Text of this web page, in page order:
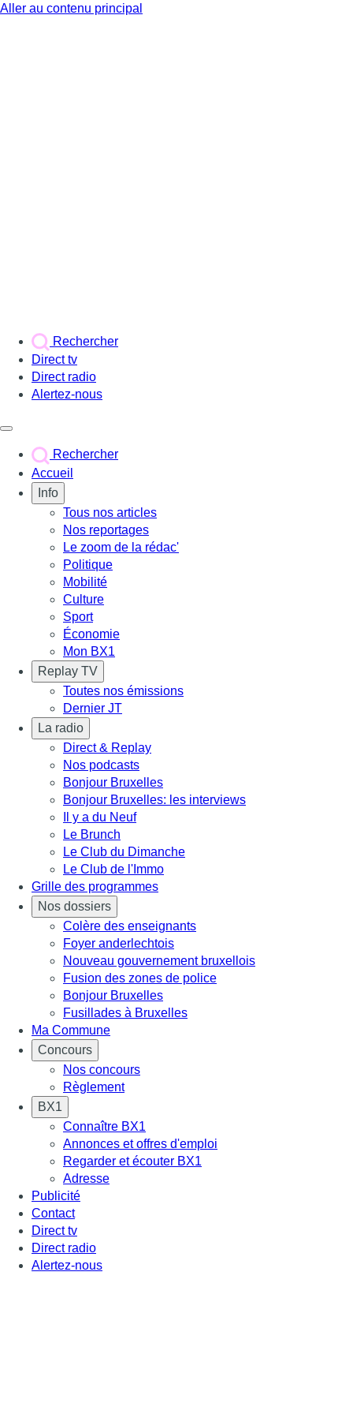
Aller au contenu principal
Rechercher
Direct tv
Direct radio
Alertez-nous
Rechercher
Accueil
Info
Tous nos articles
Nos reportages
Le zoom de la rédac'
Politique
Mobilité
Culture
Sport
Économie
Mon BX1
Replay TV
Toutes nos émissions
Dernier JT
La radio
Direct & Replay
Nos podcasts
Bonjour Bruxelles
Bonjour Bruxelles: les interviews
Il y a du Neuf
Le Brunch
Le Club du Dimanche
Le Club de l'Immo
Grille des programmes
Nos dossiers
Colère des enseignants
Foyer anderlechtois
Nouveau gouvernement bruxellois
Fusion des zones de police
Bonjour Bruxelles
Fusillades à Bruxelles
Ma Commune
Concours
Nos concours
Règlement
BX1
Connaître BX1
Annonces et offres d'emploi
Regarder et écouter BX1
Adresse
Publicité
Contact
Direct tv
Direct radio
Alertez-nous